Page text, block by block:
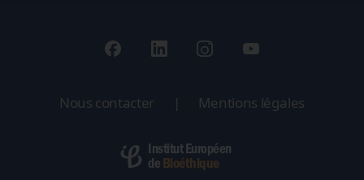
Nous contacter | Mentions légales
Institut Européen
deBioéthique